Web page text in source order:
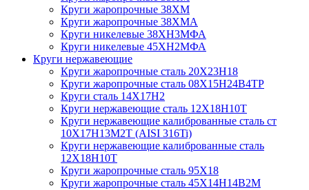
Круги жаропрочные 38ХМ
Круги жаропрочные 38ХМА
Круги никелевые 38XH3MФА
Круги никелевые 45ХН2МФА
Круги нержавеющие
Круги жаропрочные сталь 20Х23Н18
Круги жаропрочные сталь 08Х15Н24В4ТР
Круги сталь 14Х17Н2
Круги нержавеющие сталь 12Х18Н10Т
Круги нержавеющие калиброванные сталь ст
10Х17Н13М2Т (AISI 316Ti)
Круги нержавеющие калиброванные сталь
12Х18Н10Т
Круги жаропрочные сталь 95Х18
Круги жаропрочные сталь 45Х14Н14В2М